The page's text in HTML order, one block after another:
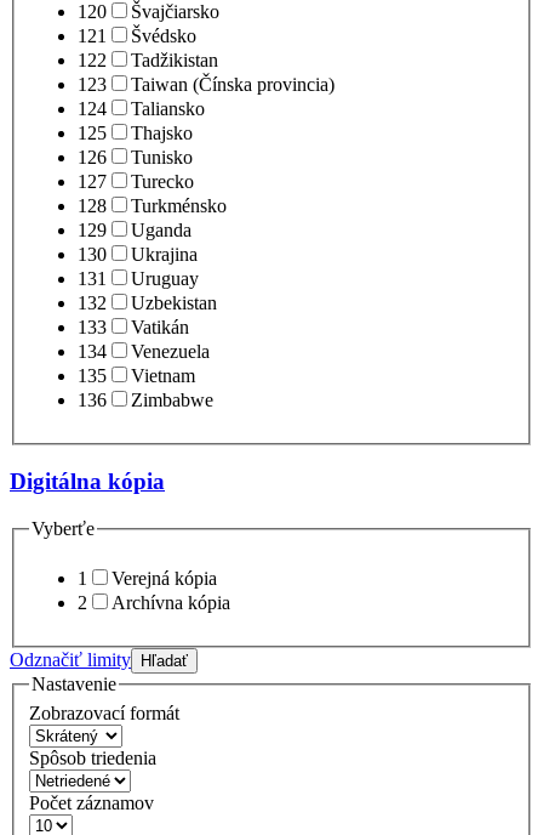
120
Švajčiarsko
121
Švédsko
122
Tadžikistan
123
Taiwan (Čínska provincia)
124
Taliansko
125
Thajsko
126
Tunisko
127
Turecko
128
Turkménsko
129
Uganda
130
Ukrajina
131
Uruguay
132
Uzbekistan
133
Vatikán
134
Venezuela
135
Vietnam
136
Zimbabwe
Digitálna kópia
Vyberťe
1
Verejná kópia
2
Archívna kópia
Odznačiť limity Hľadať
Nastavenie
Zobrazovací formát
Spôsob triedenia
Počet záznamov